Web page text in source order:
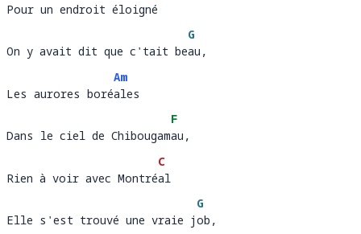
Pour un endroit éloigné
Pour un endroit éloigné
On y avait dit que c'tait be
G
au,
On y avait dit que c'tait beau,
Les aurores boré
Am
ale
Les aurores boréales
Dans le ciel de Chibougam
F
au,
Dans le ciel de Chibougamau,
Rien à voir avec Montré
C
al
Rien à voir avec Montréal
Elle s'est trouvé une vraie j
G
ob,
Elle s'est trouvé une vraie job,